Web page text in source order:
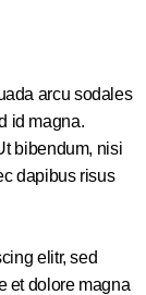
arcu sodales
id magna.
bibendum, nisi
dapibus risus
elitr, sed
et dolore magna